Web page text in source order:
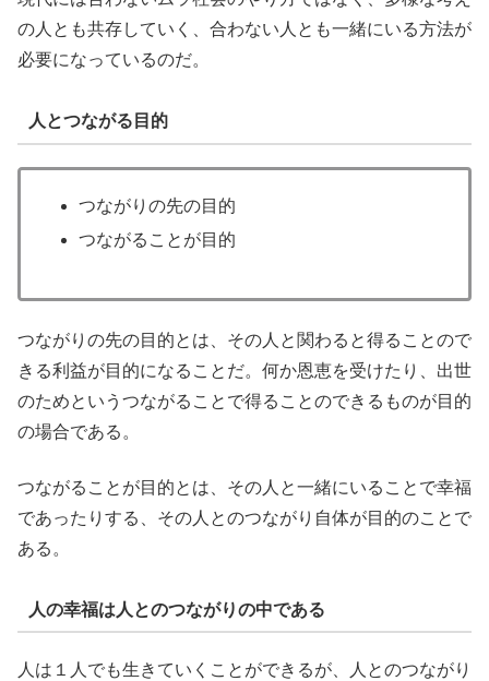
の人とも共存していく、合わない人とも一緒にいる方法が
必要になっているのだ。
人とつながる目的
つながりの先の目的
つながることが目的
つながりの先の目的とは、その人と関わると得ることので
きる利益が目的になることだ。何か恩恵を受けたり、出世
のためというつながることで得ることのできるものが目的
の場合である。
つながることが目的とは、その人と一緒にいることで幸福
であったりする、その人とのつながり自体が目的のことで
ある。
人の幸福は人とのつながりの中である
人は１人でも生きていくことができるが、人とのつながり